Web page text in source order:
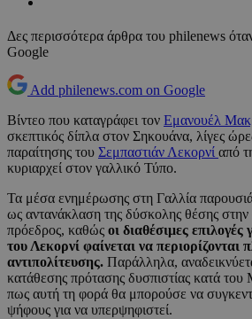
Δες περισσότερα άρθρα του philenews
Google
Add philenews.com on Google
Βίντεο που καταγράφει τον Εμανουέλ
σκεπτικός δίπλα στον Σηκουάνα, λίγες
παραίτησης του Σεμπαστιάν Λεκορνί από
κυριαρχεί στον γαλλικό Τύπο.
Τα μέσα ενημέρωσης στη Γαλλία
ως αντανάκλαση της δύσκολης θέσης στην
πρόεδρος, καθώς οι διαθέσιμες
του Λεκορνί φαίνεται να περιορίζονται
αντιπολίτευσης. Παράλληλα,
κατάθεσης πρότασης δυσπιστίας κατά του
πως αυτή τη φορά θα μπορούσε να
ψήφους για να υπερψηφιστεί.